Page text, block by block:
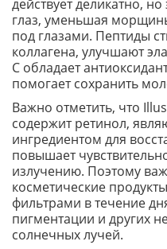
действует деликатно,
глаз, уменьшая
под глазами. Пептиды
коллагена, улучшают
С обладает
помогает сохранить
Важно отметить, что
содержит ретинол,
ингредиентом для
повышает
излучению. Поэтому
косметические
фильтрами в течение
пигментации и других
солнечных лучей.